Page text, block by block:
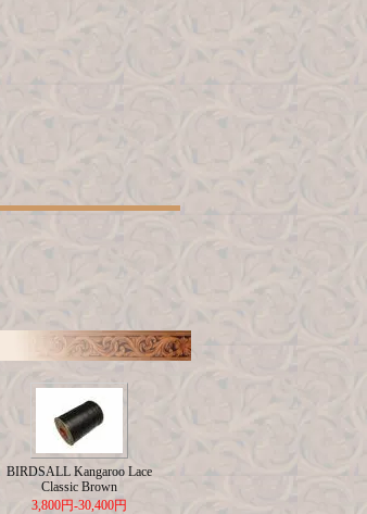
BIRDSALL Kangaroo Lace
Classic Brown
3,800円-30,400円